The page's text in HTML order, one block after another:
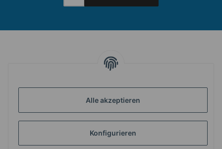
Alle akzeptieren
Konfigurieren
INFORMATIONEN
GESETZLICHE INFORMATIONEN
ZAHLUNG & VERSAND